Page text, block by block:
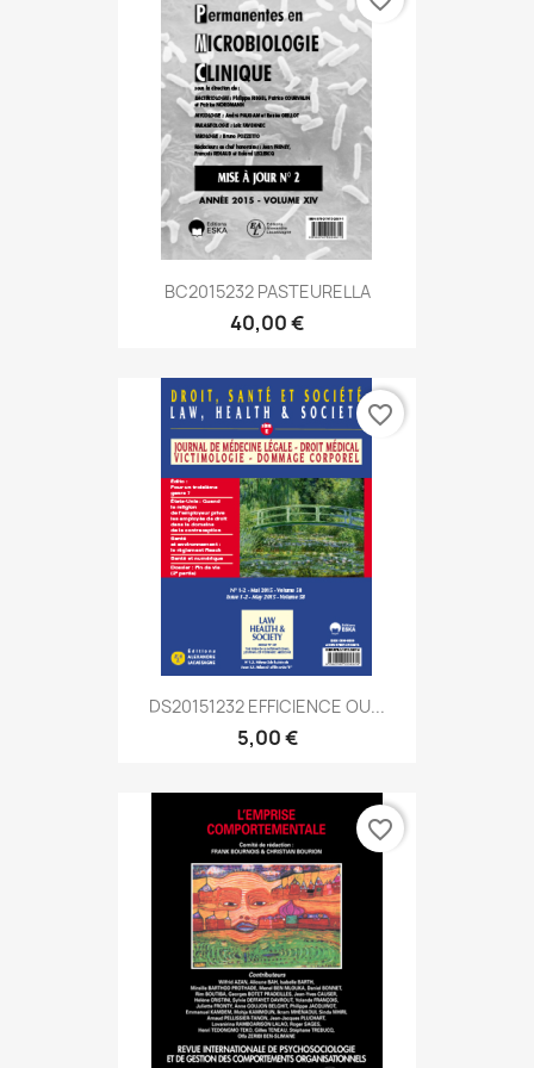
BC2015232 PASTEURELLA
40,00 €
DS20151232 EFFICIENCE OU...
5,00 €
favorite_border
favorite_border